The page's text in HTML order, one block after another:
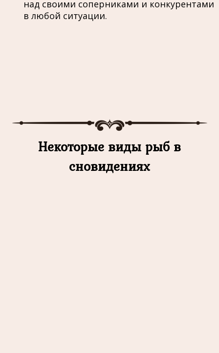
над своими соперниками и конкурентами
в любой ситуации.
Некоторые виды рыб в
сновидениях